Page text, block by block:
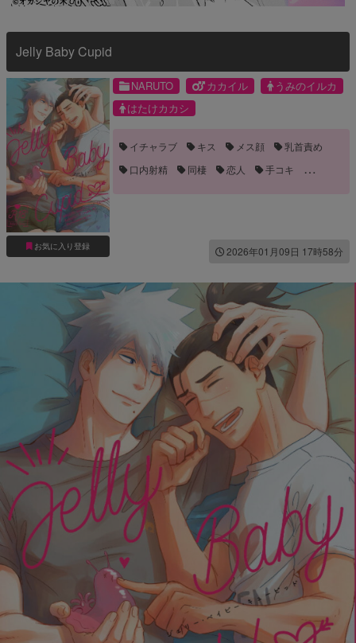
Jelly Baby Cupid
お気に入り登録
NARUTO カカイル
うみのイルカ
はたけカカシ
イチャラブ キス メス顔
乳首責め
口内射精
同棲 恋人
手コキ
2026年01月09日 17時58分